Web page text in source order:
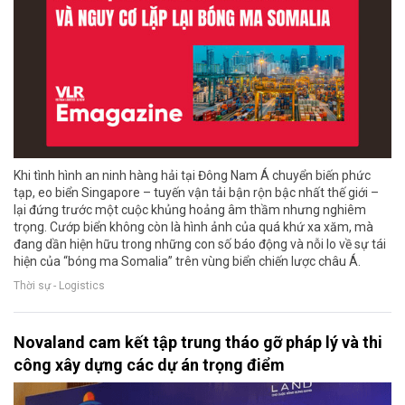
Khi tình hình an ninh hàng hải tại Đông Nam Á chuyển biến phức
tạp, eo biển Singapore – tuyến vận tải bận rộn bậc nhất thế giới –
lại đứng trước một cuộc khủng hoảng âm thầm nhưng nghiêm
trọng. Cướp biển không còn là hình ảnh của quá khứ xa xăm, mà
đang dần hiện hữu trong những con số báo động và nỗi lo về sự tái
hiện của “bóng ma Somalia” trên vùng biển chiến lược châu Á.
Thời sự - Logistics
Novaland cam kết tập trung tháo gỡ pháp lý và thi
công xây dựng các dự án trọng điểm